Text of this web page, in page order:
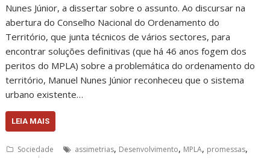
Nunes Júnior, a dissertar sobre o assunto. Ao discursar na
abertura do Conselho Nacional do Ordenamento do
Território, que junta técnicos de vários sectores, para
encontrar soluções definitivas (que há 46 anos fogem dos
peritos do MPLA) sobre a problemática do ordenamento do
território, Manuel Nunes Júnior reconheceu que o sistema
urbano existente…
LEIA MAIS
Sociedade assimetrias, Desenvolvimento, MPLA, promessas,